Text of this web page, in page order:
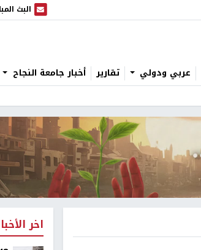
البث
البث المباشر
عربي ودولي تقارير أخبار جامعة النجاح
اخر